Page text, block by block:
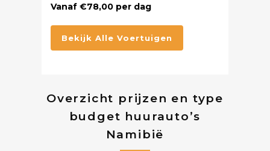
Vanaf €78,00 per dag
Bekijk Alle Voertuigen
Overzicht prijzen en type
budget huurauto’s
Namibië